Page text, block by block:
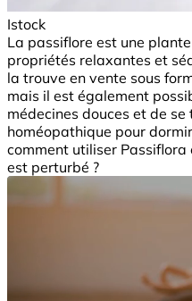
Istock
La passiflore est une
propriétés relaxantes et
la trouve en vente sous
mais il est également
médecines douces et de
homéopathique pour
comment utiliser Passiflora
est perturbé ?